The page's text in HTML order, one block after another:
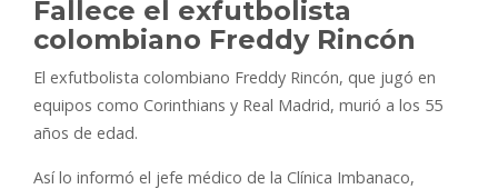
Fallece el exfutbolista
colombiano Freddy Rincón
El exfutbolista colombiano Freddy Rincón, que jugó en
equipos como Corinthians y Real Madrid, murió a los 55
años de edad.
Así lo informó el jefe médico de la Clínica Imbanaco,